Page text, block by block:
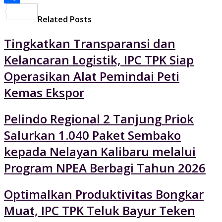
Related Posts
Tingkatkan Transparansi dan
Kelancaran Logistik, IPC TPK Siap
Operasikan Alat Pemindai Peti
Kemas Ekspor
Pelindo Regional 2 Tanjung Priok
Salurkan 1.040 Paket Sembako
kepada Nelayan Kalibaru melalui
Program NPEA Berbagi Tahun 2026
Optimalkan Produktivitas Bongkar
Muat, IPC TPK Teluk Bayur Teken